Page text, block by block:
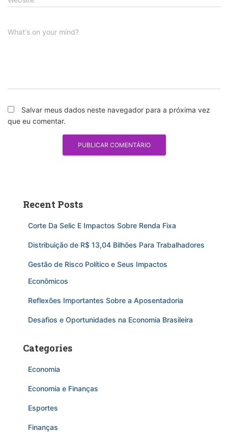
What's on your mind?
Salvar meus dados neste navegador para a próxima vez
que eu comentar.
Recent Posts
Corte Da Selic E Impactos Sobre Renda Fixa
Distribuição de R$ 13,04 Bilhões Para Trabalhadores
Gestão de Risco Político e Seus Impactos
Econômicos
Reflexões Importantes Sobre a Aposentadoria
Desafios e Oportunidades na Economia Brasileira
Categories
Economia
Economia e Finanças
Esportes
Finanças